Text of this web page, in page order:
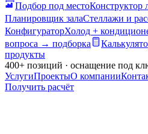
Подбор под местоКонструктор
Планировщик залаСтеллажи и
КонфигураторХолод +
вопроса → подборка
продукты
400+ позиций · оснащение под
УслугиПроектыО компании
Получить расчёт